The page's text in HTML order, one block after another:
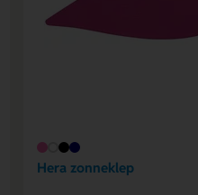
Hera zonneklep